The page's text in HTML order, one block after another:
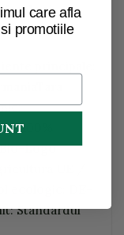
fasole si
scurt timp.
100%
Bio-Logo
UE /
Standardul
care afla
promotiile